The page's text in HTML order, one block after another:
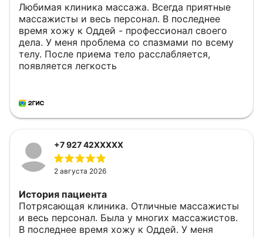
Любимая клиника массажа. Всегда приятные
массажисты и весь персонал. В последнее
время хожу к Оддей - профессионал своего
дела. У меня проблема со спазмами по всему
телу. После приема тело расслабляется,
появляется легкость
+7 927 42XXXXX
2 августа 2026
История пациента
Потрясающая клиника. Отличные массажисты
и весь персонал. Была у многих массажистов.
В последнее время хожу к Оддей. У меня